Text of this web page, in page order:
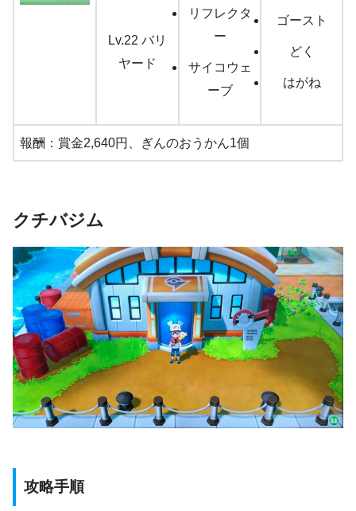
Lv.22 バリ
ヤード
リフレクタ
ー
サイコウェ
ーブ
ゴースト
どく
はがね
報酬：賞金2,640円、ぎんのおうかん1個
クチバジム
攻略手順